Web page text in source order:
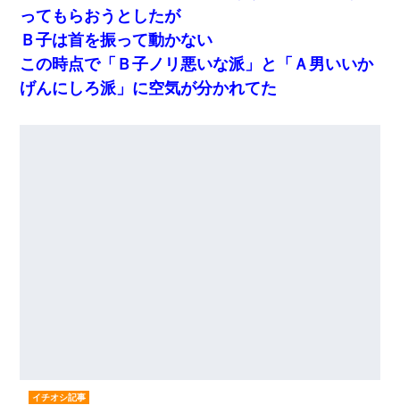
ってもらおうとしたが
Ｂ子は首を振って動かない
この時点で「Ｂ子ノリ悪いな派」と「Ａ男いいか
げんにしろ派」に空気が分かれてた